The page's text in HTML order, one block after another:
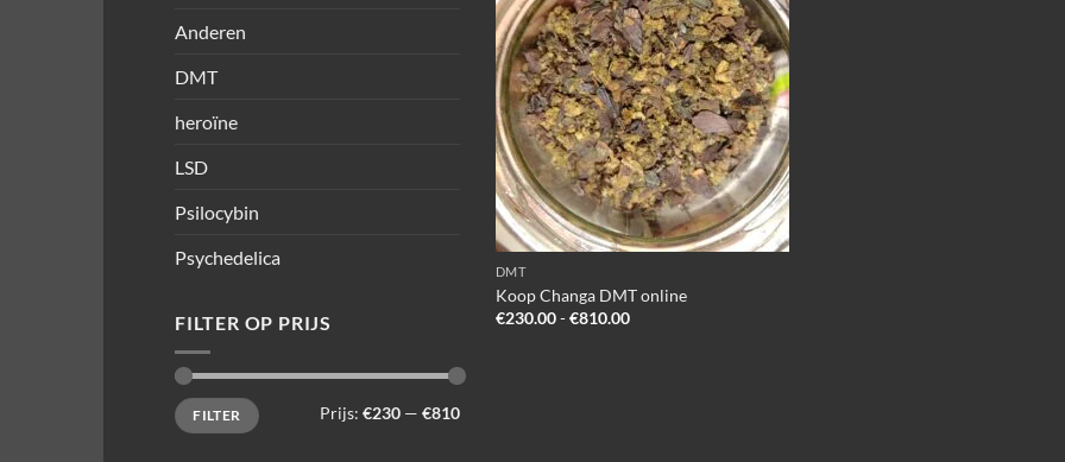
Anderen
DMT
heroïne
LSD
Psilocybin
Psychedelica
FILTER OP PRIJS
Min.
prijs
Max.
prijsFILTER Prijs: €230 — €810
DMT
Koop Changa DMT online
€230.00-€810.00Prijsklasse: